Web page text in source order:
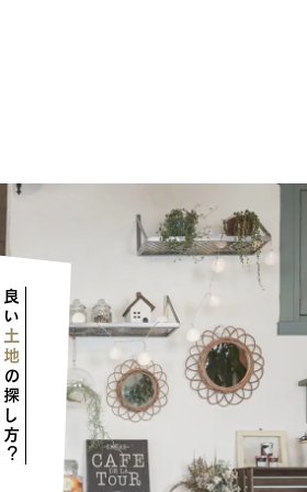
良い
土地
の探し方？